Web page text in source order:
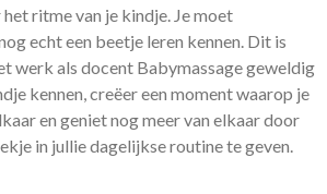
ritme van je kindje. Je moet
echt een beetje leren kennen. Dit is
werk als docent Babymassage geweldig
kennen, creëer een moment waarop je
en geniet nog meer van elkaar door
in jullie dagelijkse routine te geven.